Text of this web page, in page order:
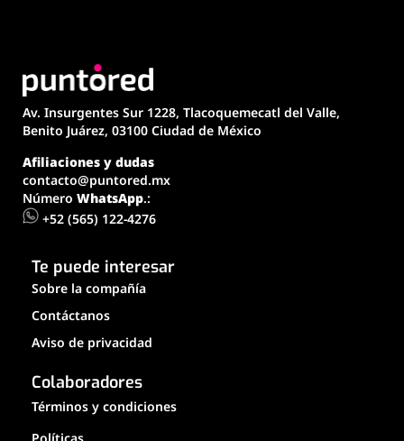
Av. Insurgentes Sur 1228, Tlacoquemecatl del Valle,
Benito Juárez, 03100 Ciudad de México
Afiliaciones y dudas
contacto@puntored.mx
Número WhatsApp.:
+52 (565) 122-4276
Te puede interesar
Sobre la compañía
Contáctanos
Aviso de privacidad
Colaboradores
Términos y condiciones
Políticas